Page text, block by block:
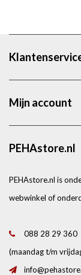
Mijn account
PEHAstore.nl
PEHAstore.nl is
webwinkel of
088 28 29 360
(maandag t/m